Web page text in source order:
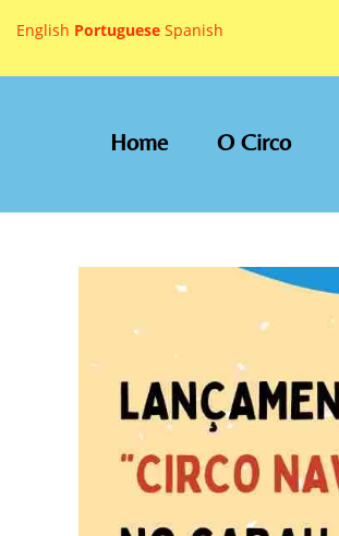
Home O Circo
English Portuguese Spanish